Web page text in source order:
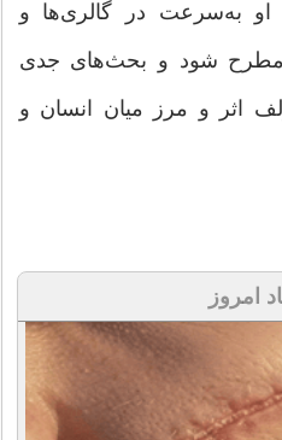
به‌سرعت در گالری‌ها و
مطرح شود و بحث‌های جدی
اثر و مرز میان انسان و
امروز